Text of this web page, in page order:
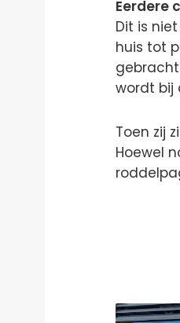
Eerdere
Dit is
huis tot
wordt bij
Toen zij
Hoewel